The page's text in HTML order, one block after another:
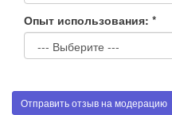
Опыт использования: *
Отправить отзыв на модерацию